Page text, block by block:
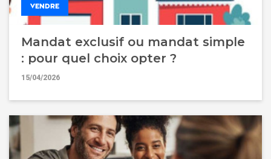
VENDRE
Mandat exclusif ou mandat simple
: pour quel choix opter ?
15/04/2026